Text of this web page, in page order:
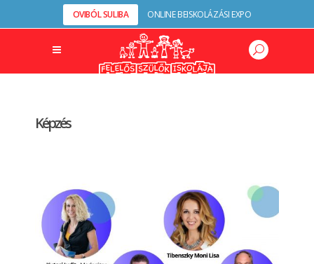
OVIBÓL SULIBA ONLINE BEISKOLÁZÁSI EXPO
Képzés